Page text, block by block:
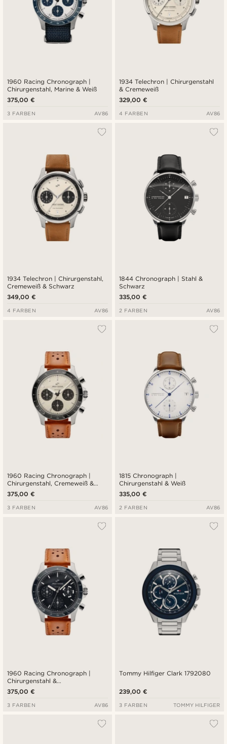
1960 Racing Chronograph |
Chirurgenstahl, Marine & Weiß
375,00 €
3 FARBEN AV86
1934 Telechron | Chirurgenstahl
& Cremeweiß
329,00 €
4 FARBEN AV86
1934 Telechron | Chirurgenstahl,
Cremeweiß & Schwarz
349,00 €
4 FARBEN AV86
1844 Chronograph | Stahl &
Schwarz
335,00 €
2 FARBEN AV86
1960 Racing Chronograph |
Chirurgenstahl, Cremeweiß &
Schwarz
375,00 €
3 FARBEN AV86
1815 Chronograph |
Chirurgenstahl & Weiß
335,00 €
2 FARBEN AV86
1960 Racing Chronograph |
Chirurgenstahl &
Mitternachtsblau
375,00 €
3 FARBEN AV86
Tommy Hilfiger Clark 1792080
239,00 €
3 FARBEN TOMMY HILFIGER